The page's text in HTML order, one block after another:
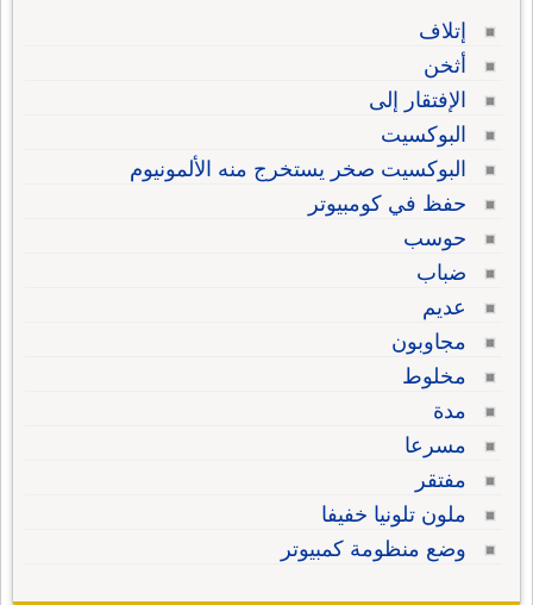
إتلاف
أثخن
الإفتقار إلى
البوكسيت
البوكسيت صخر يستخرج منه الألمونيوم
حفظ في كومبيوتر
حوسب
ضباب
عديم
مجاوبون
مخلوط
مدة
مسرعا
مفتقر
ملون تلونيا خفيفا
وضع منظومة كمبيوتر